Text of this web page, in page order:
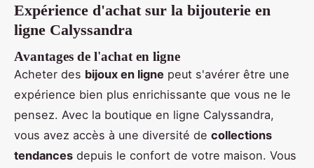
Expérience d'achat sur la bijouterie en
ligne Calyssandra
Avantages de l'achat en ligne
Acheter des bijoux en ligne peut s'avérer être une
expérience bien plus enrichissante que vous ne le
pensez. Avec la boutique en ligne Calyssandra,
vous avez accès à une diversité de collections
tendances depuis le confort de votre maison. Vous